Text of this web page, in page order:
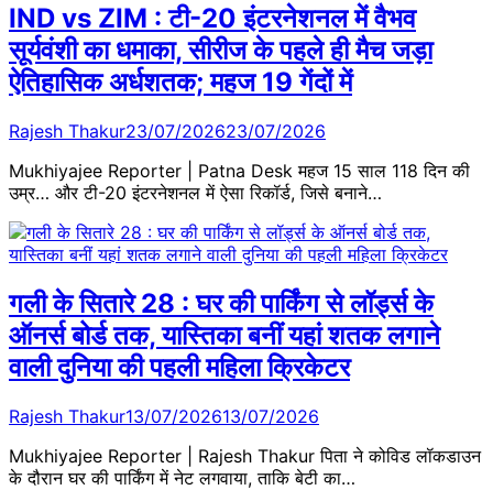
IND vs ZIM : टी-20 इंटरनेशनल में वैभव
सूर्यवंशी का धमाका, सीरीज के पहले ही मैच जड़ा
ऐतिहासिक अर्धशतक; महज 19 गेंदों में
Rajesh Thakur23/07/202623/07/2026
Mukhiyajee Reporter | Patna Desk महज 15 साल 118 दिन की
उम्र… और टी-20 इंटरनेशनल में ऐसा रिकॉर्ड, जिसे बनाने…
गली के सितारे 28 : घर की पार्किंग से लॉर्ड्स के
ऑनर्स बोर्ड तक, यास्तिका बनीं यहां शतक लगाने
वाली दुनिया की पहली महिला क्रिकेटर
Rajesh Thakur13/07/202613/07/2026
Mukhiyajee Reporter | Rajesh Thakur पिता ने कोविड लॉकडाउन
के दौरान घर की पार्किंग में नेट लगवाया, ताकि बेटी का…